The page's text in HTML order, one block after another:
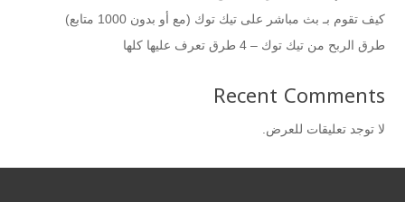
كيف تقوم بـ بث مباشر على تيك توك (مع أو بدون 1000 متابع)
طرق الربح من تيك توك – 4 طرق تعرف عليها كلها
Recent Comments
لا توجد تعليقات للعرض.